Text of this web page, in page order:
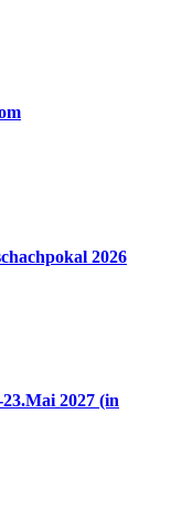
2026
2027 (in